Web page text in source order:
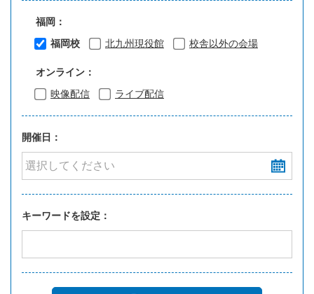
福岡：
福岡校
北九州現役館 校舎以外の会場
オンライン：
映像配信
ライブ配信
開催日：
キーワードを設定：